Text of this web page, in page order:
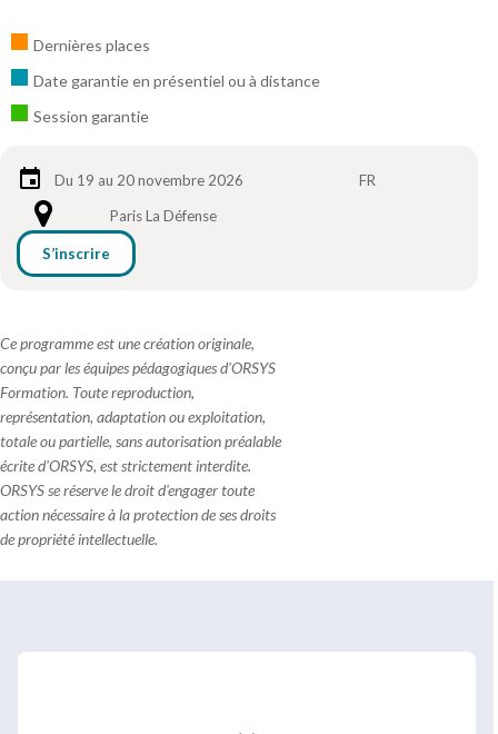
Dernières places
Date garantie en présentiel ou à distance
Session garantie
Du 19 au 20 novembre 2026
FR
Paris La Défense
S’inscrire
Ce programme est une création originale,
conçu par les équipes pédagogiques d'ORSYS
Formation. Toute reproduction,
représentation, adaptation ou exploitation,
totale ou partielle, sans autorisation préalable
écrite d'ORSYS, est strictement interdite.
ORSYS se réserve le droit d'engager toute
action nécessaire à la protection de ses droits
de propriété intellectuelle.